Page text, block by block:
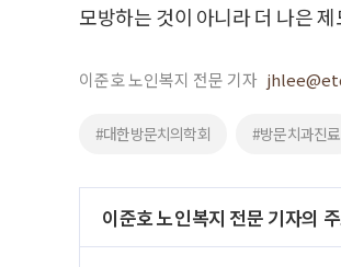
모방하는 것이 아니라 더 나은
이준호 노인복지 전문 기자
#대한방문치의학회 #방문치과진료
이준호 노인복지 전문 기자의